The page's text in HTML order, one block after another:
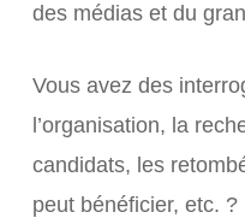
des médias et du
Vous avez des
l’organisation, la
candidats, les
peut bénéficier, etc. ?